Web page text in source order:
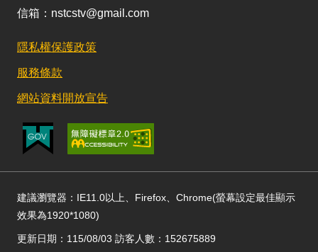
信箱：nstcstv@gmail.com
隱私權保護政策
服務條款
網站資料開放宣告
建議瀏覽器：IE11.0以上、Firefox、Chrome(螢幕設定最佳顯示
效果為1920*1080)
更新日期：115/08/03 訪客人數：152675889